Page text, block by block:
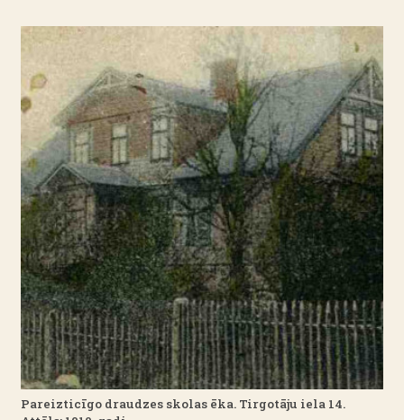
Pareizticīgo draudzes skolas ēka. Tirgotāju iela 14.